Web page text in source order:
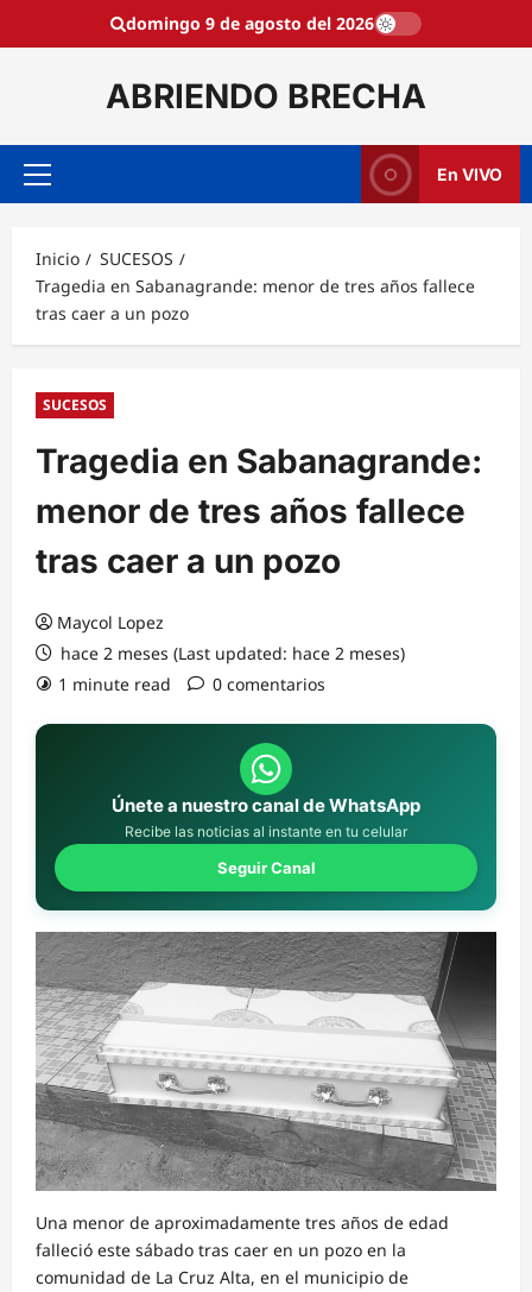
domingo 9 de agosto del 2026
ABRIENDO BRECHA
Menú
En VIVO
Inicio
SUCESOS
Tragedia en Sabanagrande: menor de tres años fallece
tras caer a un pozo
SUCESOS
Tragedia en Sabanagrande:
menor de tres años fallece
tras caer a un pozo
Maycol Lopez
hace 2 meses (Last updated: hace 2 meses)
1 minute read
0 comentarios
Únete a nuestro canal de WhatsApp
Recibe las noticias al instante en tu celular
Seguir Canal
Una menor de aproximadamente tres años de edad
falleció este sábado tras caer en un pozo en la
comunidad de La Cruz Alta, en el municipio de